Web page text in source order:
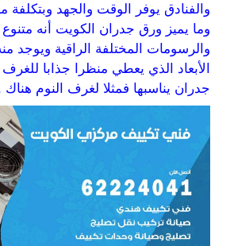
والفنادق يوفر الوقت والجهد وبتكلفة
وما يميز ورق جدران الكويت أنه متنوع
والرسومات المختلفة الراقية ويوجد
الأبعاد الذي يعطي منظرا جذابا
جدران يناسبها فمثلا لغرف النوم هناك